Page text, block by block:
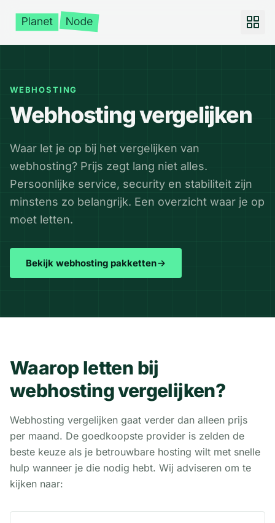
WEBHOSTING
Webhosting vergelijken
Waar let je op bij het vergelijken van
webhosting? Prijs zegt lang niet alles.
Persoonlijke service, security en stabiliteit zijn
minstens zo belangrijk. Een overzicht waar je op
moet letten.
Bekijk webhosting pakketten
Waarop letten bij
webhosting vergelijken?
Webhosting vergelijken gaat verder dan alleen prijs
per maand. De goedkoopste provider is zelden de
beste keuze als je betrouwbare hosting wilt met snelle
hulp wanneer je die nodig hebt. Wij adviseren om te
kijken naar: